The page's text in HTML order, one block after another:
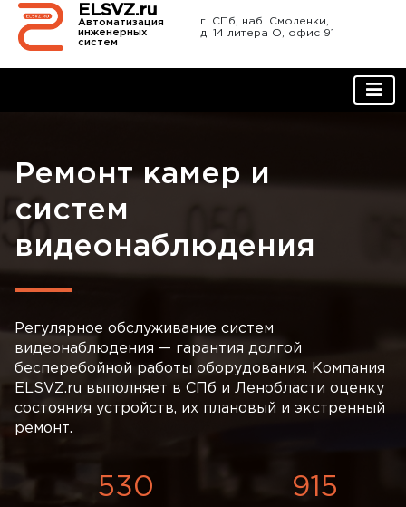
ELSVZ.ru
Автоматизация
инженерных
систем
г. СПб, наб. Смоленки,
д. 14 литера О, офис 91
Ремонт камер и
систем
видеонаблюдения
Регулярное обслуживание систем
видеонаблюдения — гарантия долгой
бесперебойной работы оборудования. Компания
ELSVZ.ru выполняет в СПб и Ленобласти оценку
состояния устройств, их плановый и экстренный
ремонт.
915
530